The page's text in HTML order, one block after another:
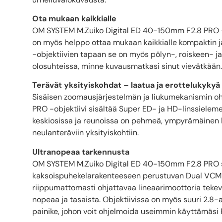
Ota mukaan kaikkialle
OM SYSTEM M.Zuiko Digital ED 40-150mm F2.8
on myös helppo ottaa mukaan kaikkialle kompaktin
-objektiivien tapaan se on myös pölyn-, roiskeen-
olosuhteissa, minne kuvausmatkasi sinut vievätkään.
Terävät yksityiskohdat – laatua ja erottelukykyä
Sisäisen zoomausjärjestelmän ja liukumekanismin
PRO -objektiivi sisältää Super ED- ja HD-
keskiosissa ja reunoissa on pehmeä,
neulanteräviin yksityiskohtiin.
Ultranopeaa tarkennusta
OM SYSTEM M.Zuiko Digital ED 40-150mm F2.8
kaksoispuhekelarakenteeseen perustuvan Dual
riippumattomasti ohjattavaa lineaarimoottoria
nopeaa ja tasaista. Objektiivissa on myös suuri
painike, johon voit ohjelmoida useimmin